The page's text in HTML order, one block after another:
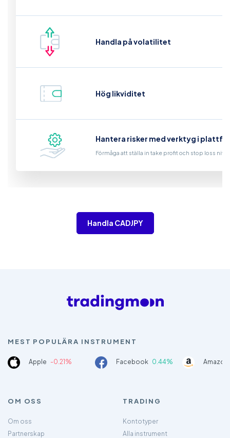
Handla på volatilitet
Hög likviditet
Hantera risker med verktyg i
Förmåga att ställa in take profit och stop loss
Handla CADJPY
MEST POPULÄRA INSTRUMENT
Apple -0.21% Facebook 0.44%
OM OSS
Om oss
Partnerskap
TRADING
Kontotyper
Alla instrument